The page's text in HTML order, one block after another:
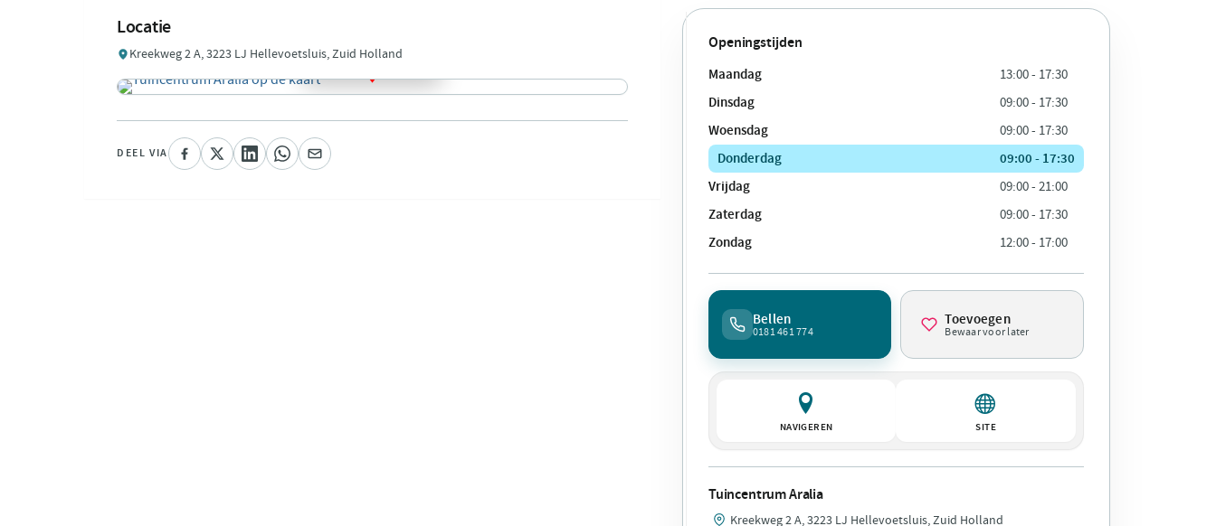
Locatie
Kreekweg 2 A, 3223 LJ Hellevoetsluis, Zuid Holland
DEEL VIA
Openingstijden
Maandag 13:00 - 17:30
Dinsdag 09:00 - 17:30
Woensdag 09:00 - 17:30
Donderdag
09:00 - 17:30
Vrijdag
09:00 - 21:00
Zaterdag 09:00 - 17:30
Zondag 12:00 - 17:00
Bellen
0181 461 774
Toevoegen
Bewaar voor later
NAVIGEREN SITE
Tuincentrum Aralia
Kreekweg 2 A, 3223 LJ Hellevoetsluis, Zuid Holland